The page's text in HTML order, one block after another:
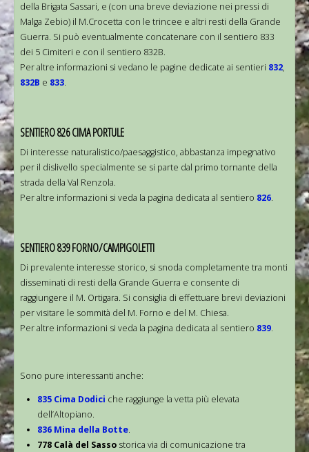
della Brigata Sassari, e (con una breve deviazione nei pressi di
Malga Zebio) il M.Crocetta con le trincee e altri resti della Grande
Guerra. Si può eventualmente concatenare con il sentiero 833
dei 5 Cimiteri e con il sentiero 832B.
Per altre informazioni si vedano le pagine dedicate ai sentieri 832,
832B e 833.
SENTIERO 826 CIMA PORTULE
Di interesse naturalistico/paesaggistico, abbastanza impegnativo
per il dislivello specialmente se si parte dal primo tornante della
strada della Val Renzola.
Per altre informazioni si veda la pagina dedicata al sentiero 826.
SENTIERO 839 FORNO/CAMPIGOLETTI
Di prevalente interesse storico, si snoda completamente tra monti
disseminati di resti della Grande Guerra e consente di
raggiungere il M. Ortigara. Si consiglia di effettuare brevi deviazioni
per visitare le sommità del M. Forno e del M. Chiesa.
Per altre informazioni si veda la pagina dedicata al sentiero 839.
Sono pure interessanti anche:
835 Cima Dodici che raggiunge la vetta più elevata
dell’Altopiano.
836 Mina della Botte.
778 Calà del Sasso storica via di comunicazione tra